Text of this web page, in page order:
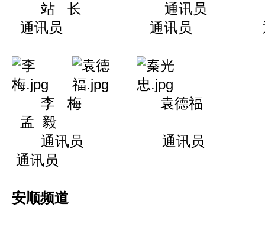
站 长 通讯员
通讯员 通讯员 通
李 梅 袁德福
孟 毅
通讯员 通讯
通讯员
安顺频道